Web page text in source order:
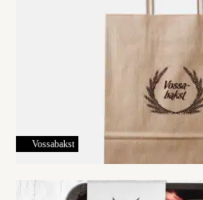
Vossabakst